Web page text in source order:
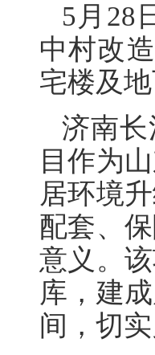
5月28
中村改
宅楼及
济南长
目作为
居环境
配套、
意义。
库，建
间，切